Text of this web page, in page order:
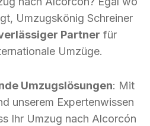
Umzugskönig Schreiner
Partner für
Umzüge.
Umzugslösungen: Mit
unserem Expertenwissen
Ihr Umzug nach Alcorcón